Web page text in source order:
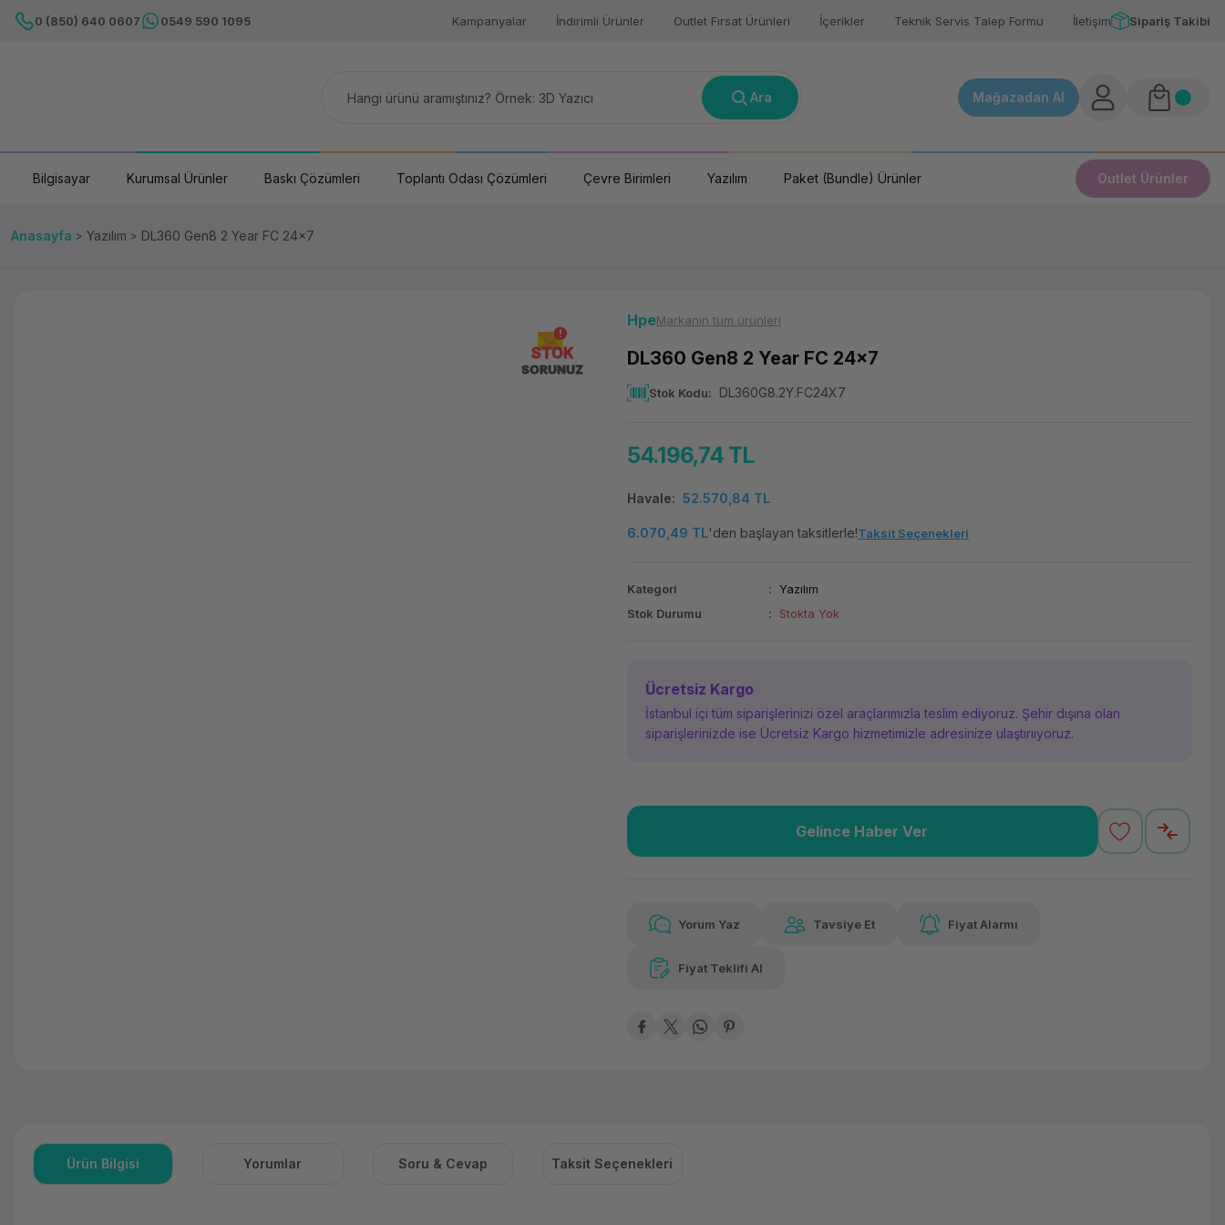
0 (850) 640 0607 0549 590 1095 Kampanyalar İndirimli Ürünler Outlet Fırsat Ürünleri İçerikler Teknik Servis Talep Formu İletişim Sipariş Takibi
Ara Mağazadan Al
Bilgisayar Kurumsal Ürünler Baskı Çözümleri Toplantı Odası Çözümleri Çevre Birimleri Yazılım Paket (Bundle) Ürünler Outlet Ürünler
Anasayfa Yazılım DL360 Gen8 2 Year FC 24x7
STOK
SORUNUZ
HpeMarkanın tüm ürünleri
DL360 Gen8 2 Year FC 24x7
Stok Kodu DL360G8.2Y.FC24X7
54.196,74 TL
Havale 52.570,84 TL
6.070,49 TL'den başlayan taksitlerle!Taksit Seçenekleri
Kategori
Yazılım
Stok Durumu
Stokta Yok
Ücretsiz Kargo
İstanbul içi tüm siparişlerinizi özel araçlarımızla teslim ediyoruz. Şehir dışına olan
siparişlerinizde ise Ücretsiz Kargo hizmetimizle adresinize ulaştırııyoruz.
Güvenilir Alışveriş
Gelince Haber Ver
Yorum Yaz Tavsiye Et Fiyat Alarmı
Fiyat Teklifi Al
Ürün Bilgisi Yorumlar Soru & Cevap Taksit Seçenekleri